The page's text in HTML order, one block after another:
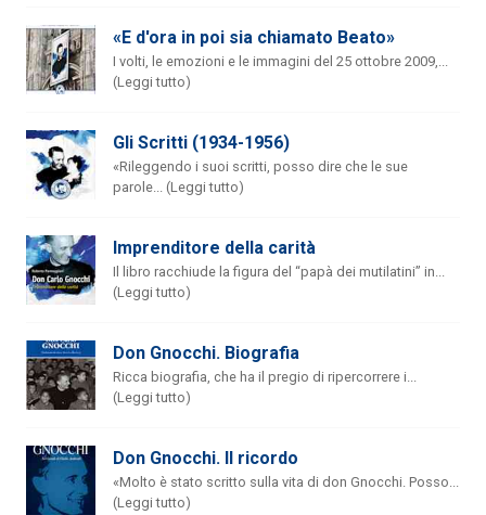
«E d'ora in poi sia chiamato Beato»
I volti, le emozioni e le immagini del 25 ottobre 2009,...
(Leggi tutto)
Gli Scritti (1934-1956)
«Rileggendo i suoi scritti, posso dire che le sue
parole... (Leggi tutto)
Imprenditore della carità
Il libro racchiude la figura del “papà dei mutilatini” in...
(Leggi tutto)
Don Gnocchi. Biografia
Ricca biografia, che ha il pregio di ripercorrere i...
(Leggi tutto)
Don Gnocchi. Il ricordo
«Molto è stato scritto sulla vita di don Gnocchi. Posso...
(Leggi tutto)